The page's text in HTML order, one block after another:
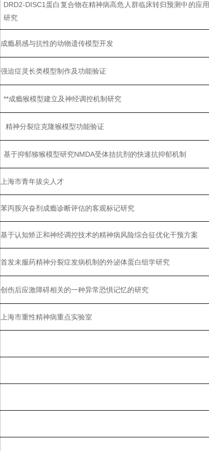
DRD2-DISC1蛋白复合物在精神病高危人群临床转归预测中的应用
研究
成瘾易感与抗性的动物遗传模型开发
强迫症灵长类模型制作及功能验证
**成瘾猴模型建立及神经调控机制研究
精神分裂症克隆猴模型功能验证
基于抑郁猕猴模型研究NMDA受体拮抗剂的快速抗抑郁机制
上海市青年拔尖人才
苯丙胺兴奋剂成瘾诊断评估的客观标记研究
基于认知矫正和神经调控技术的精神病风险综合征优化干预方案
首发未服药精神分裂症发病机制的外泌体蛋白组学研究
创伤后应激障碍相关的一种异常恐惧记忆的研究
上海市重性精神病重点实验室